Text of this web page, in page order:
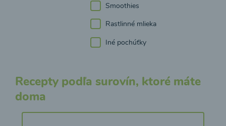
Smoothies
Rastlinné mlieka
Iné pochúťky
Recepty podľa surovín, ktoré máte
doma